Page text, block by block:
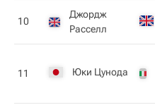
10
Джордж
Расселл
11 Юки Цунода